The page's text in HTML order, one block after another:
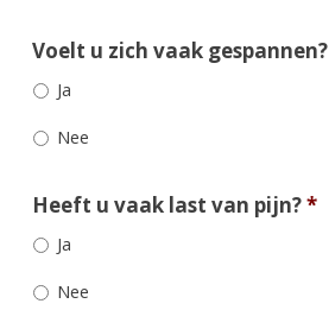
Voelt u zich vaak gespannen?
Ja
Nee
Heeft u vaak last van pijn?*
Ja
Nee